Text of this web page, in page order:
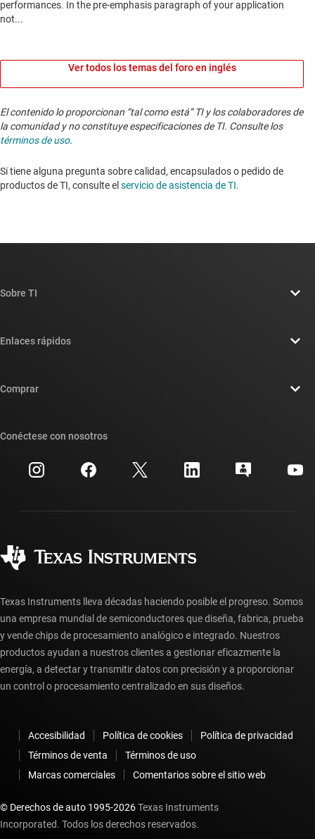
Ver todos los temas del foro en inglés
El contenido lo proporcionan “tal como está” TI y los colaboradores de
la comunidad y no constituye especificaciones de TI. Consulte los
términos de uso.
Si tiene alguna pregunta sobre calidad, encapsulados o pedido de
productos de TI, consulte el servicio de asistencia de TI. ​​​​​​​​​​​​​​
Sobre TI
Sala de redacción
Relaciones con los inversionistas
Fabricación
Enlaces rápidos
Búsqueda de referencias cruzadas
Centro de atención al cliente
Preguntas frecuentes sobre la cuenta myTI
Comprar
Preguntas frecuentes sobre pedidos
Conéctese con nosotros
Texas Instruments lleva décadas haciendo posible el progreso. Somos
una empresa mundial de semiconductores que diseña, fabrica, prueba
y vende chips de procesamiento analógico e integrado. Nuestros
productos ayudan a nuestros clientes a gestionar eficazmente la
energía, a detectar y transmitir datos con precisión y a proporcionar
un control o procesamiento centralizado en sus diseños.
Accesibilidad Política de cookies
Política de privacidad
Términos de venta
Términos de uso
Marcas comerciales
Comentarios sobre el sitio web
© Derechos de auto 1995-2026Texas Instruments
Incorporated. Todos los derechos reservados.